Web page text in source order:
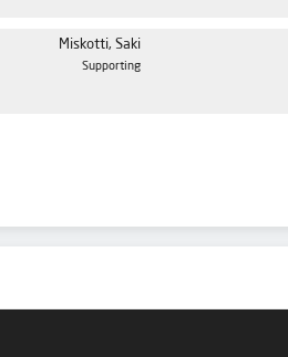
Miskotti, Saki
Supporting